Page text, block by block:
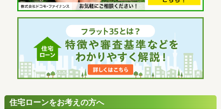
住宅ローンをお考えの方へ